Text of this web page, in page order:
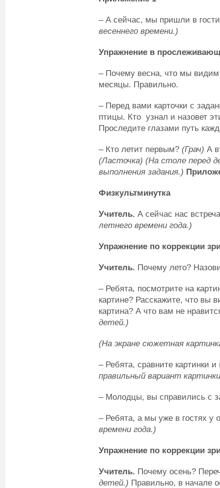
– А сейчас, мы пришли в
весеннего времени.)
Упражнение в
– Почему весна, что мы видим
месяцы. Правильно.
– Перед вами карточки с
птицы. Кто узнал и назовет
Проследите глазами путь
– Кто летит первым? (Грач) А
(Ласточка) (На столе перед
выполнения задания.)
Физкультминутка
Учитель. А сейчас нас
летнего времени года.)
Упражнение по коррекции
Учитель. Почему лето?
– Ребята, посмотрите на
картине? Расскажите, что вы
картина? А что вам не
детей.)
(На экране сюжетная
– Ребята, сравните картинки
правильный вариант
– Молодцы, вы справились с
– Ребята, а мы уже в гостях у
времени года.)
Упражнение по коррекции
Учитель. Почему осень?
детей.) Правильно, в начале